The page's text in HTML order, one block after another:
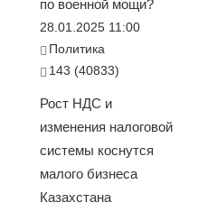
по военной мощи?
28.01.2025 11:00
Политика
143 (40833)
Рост НДС и
изменения налоговой
системы коснутся
малого бизнеса
Казахстана